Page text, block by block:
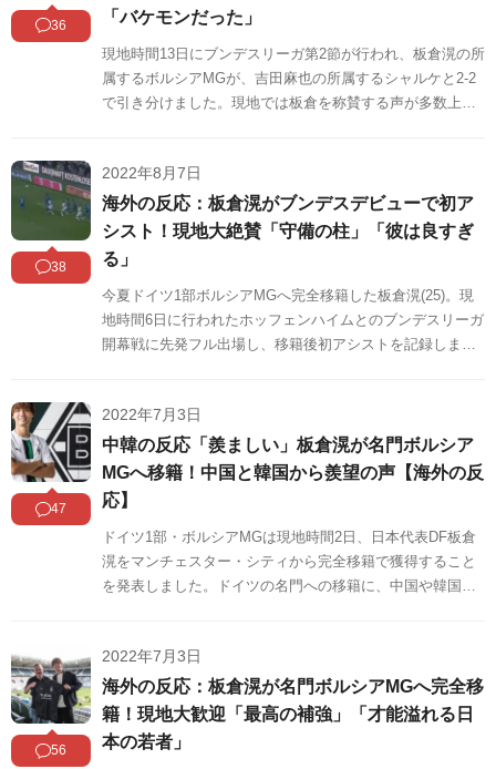
36
「バケモンだった」
現地時間13日にブンデスリーガ第2節が行われ、板倉滉の所
属するボルシアMGが、吉田麻也の所属するシャルケと2-2
で引き分けました。現地では板倉を称賛する声が多数上が
38
2022年8月7日
海外の反応：板倉滉がブンデスデビューで初ア
シスト！現地大絶賛「守備の柱」「彼は良すぎ
る」
今夏ドイツ1部ボルシアMGへ完全移籍した板倉滉(25)。現
地時間6日に行われたホッフェンハイムとのブンデスリーガ
開幕戦に先発フル出場し、移籍後初アシストを記録しまし
47
2022年7月3日
中韓の反応「羨ましい」板倉滉が名門ボルシア
MGへ移籍！中国と韓国から羨望の声【海外の反
応】
ドイツ1部・ボルシアMGは現地時間2日、日本代表DF板倉
滉をマンチェスター・シティから完全移籍で獲得すること
を発表しました。ドイツの名門への移籍に、中国や韓国か
56
2022年7月3日
海外の反応：板倉滉が名門ボルシアMGへ完全移
籍！現地大歓迎「最高の補強」「才能溢れる日
本の若者」